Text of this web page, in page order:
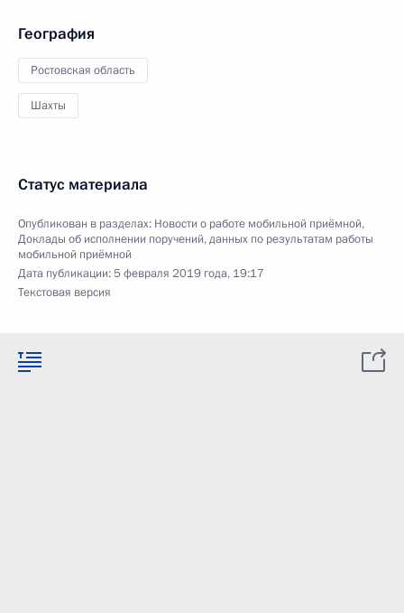
География
Ростовская область
Шахты
Статус материала
Опубликован в разделах: Новости о работе мобильной приёмной,
Доклады об исполнении поручений, данных по результатам работы
мобильной приёмной
Дата публикации:5 февраля 2019 года, 19:17
Текстовая версия